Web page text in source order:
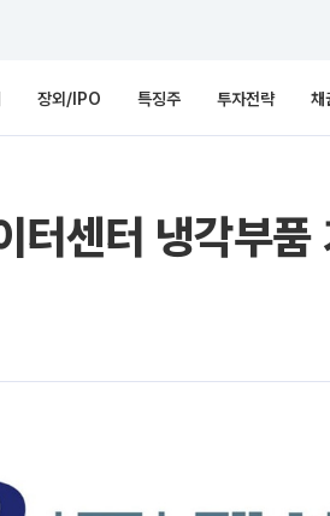
장외/IPO 특징주 투자전략 채
터센터 냉각부